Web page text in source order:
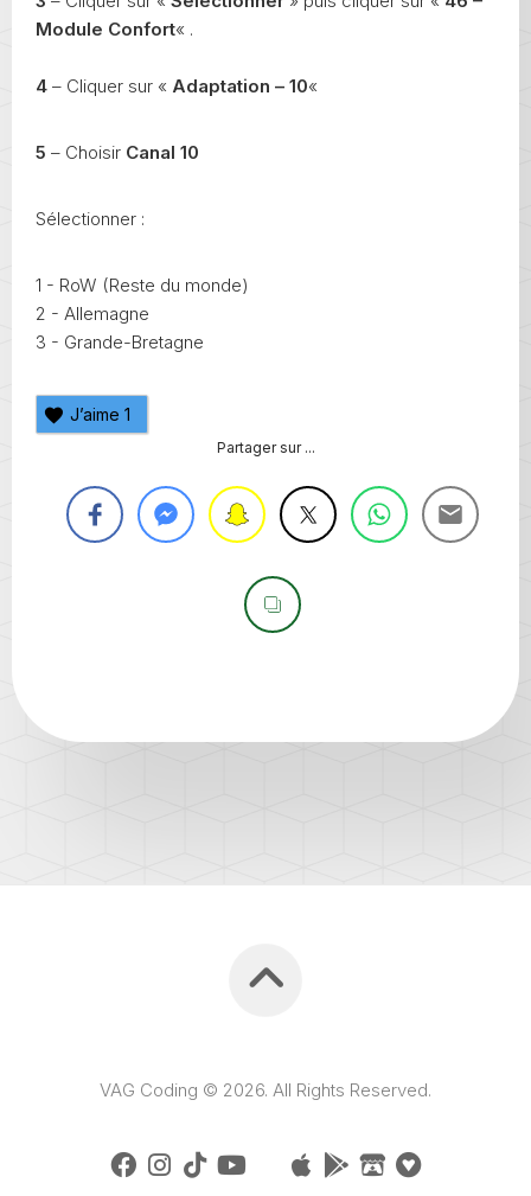
Module Confort« .
4 – Cliquer sur « Adaptation – 10«
5 – Choisir Canal 10
Sélectionner :
1 - RoW (Reste du monde)
2 - Allemagne
3 - Grande-Bretagne
J’aime 1
Partager sur ...
VAG Coding © 2026. All Rights Reserved.